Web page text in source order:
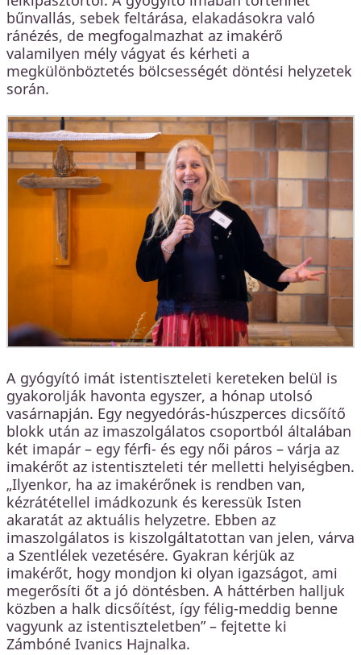
bűnvallás, sebek feltárása, elakadásokra való
ránézés, de megfogalmazhat az imakérő
valamilyen mély vágyat és kérheti a
megkülönböztetés bölcsességét döntési helyzetek
során.
A gyógyító imát istentiszteleti kereteken belül is
gyakorolják havonta egyszer, a hónap utolsó
vasárnapján. Egy negyedórás-húszperces dicsőítő
blokk után az imaszolgálatos csoportból általában
két imapár – egy férfi- és egy női páros – várja az
imakérőt az istentiszteleti tér melletti helyiségben.
„Ilyenkor, ha az imakérőnek is rendben van,
kézrátétellel imádkozunk és keressük Isten
akaratát az aktuális helyzetre. Ebben az
imaszolgálatos is kiszolgáltatottan van jelen, várva
a Szentlélek vezetésére. Gyakran kérjük az
imakérőt, hogy mondjon ki olyan igazságot, ami
megerősíti őt a jó döntésben. A háttérben halljuk
közben a halk dicsőítést, így félig-meddig benne
vagyunk az istentiszteletben” – fejtette ki
Zámbóné Ivanics Hajnalka.